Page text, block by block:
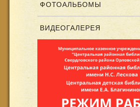
ФОТОАЛЬБОМЫ
ВИДЕОГАЛЕРЕЯ